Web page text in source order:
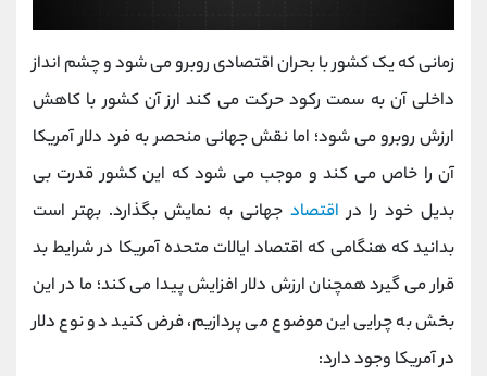
زمانی که یک کشور با بحران اقتصادی روبرو می شود و چشم انداز
داخلی آن به سمت رکود حرکت می کند ارز آن کشور با کاهش
ارزش روبرو می شود؛ اما نقش جهانی منحصر به فرد دلار آمریکا
آن را خاص می ‌کند و موجب می شود که این کشور قدرت بی
بدیل خود را در اقتصاد جهانی به نمایش بگذارد. بهتر است
بدانید که هنگامی که اقتصاد ایالات متحده آمریکا در شرایط بد
قرار می گیرد همچنان ارزش دلار افزایش پیدا می کند؛ ما در این
بخش به چرایی این موضوع می پردازیم، فرض کنید دو نوع دلار
در آمریکا وجود دارد: